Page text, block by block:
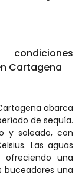
Cartagena
abarca
de sequía.
y soleado, con
Las aguas
ofreciendo una
buceadores una